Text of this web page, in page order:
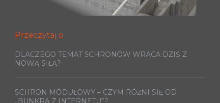
Przeczytaj o
DLACZEGO TEMAT SCHRONÓW WRACA DZIŚ Z
NOWĄ SIŁĄ?
SCHRON MODUŁOWY – CZYM RÓŻNI SIĘ OD
„BUNKRA Z INTERNETU”?